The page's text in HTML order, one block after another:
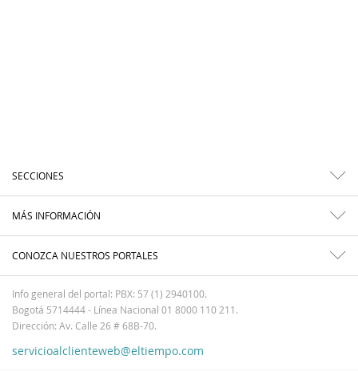
SECCIONES
MÁS INFORMACIÓN
CONOZCA NUESTROS PORTALES
Info general del portal: PBX: 57 (1) 2940100.
Bogotá 5714444 - Línea Nacional 01 8000 110 211.
Dirección: Av. Calle 26 # 68B-70.
servicioalclienteweb@eltiempo.com